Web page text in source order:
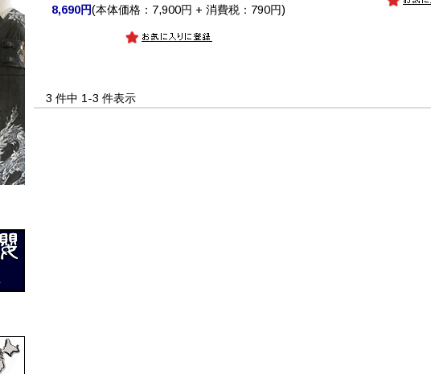
8,690円(本体価格：7,900円 + 消費税：790円)
3 件中 1-3 件表示